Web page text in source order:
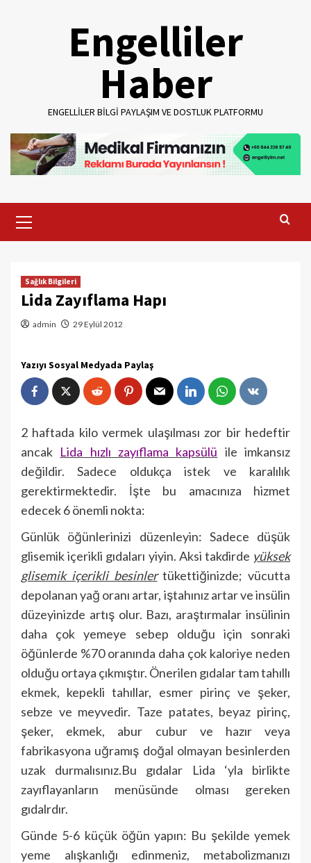
Engelliler
Haber
ENGELLILER BILGI PAYLAŞIM VE DOSTLUK PLATFORMU
Menu
Sağlık Bilgileri
Lida Zayıflama Hapı
admin 29 Eylül 2012
Yazıyı Sosyal Medyada Paylaş
2 haftada kilo vermek ulaşılması zor bir hedeftir
ancak Lida hızlı zayıflama kapsülü ile imkansız
değildir. Sadece oldukça istek ve karalılık
gerektirmektedir. İşte bu amacınıza hizmet
edecek 6 önemli nokta:
Günlük öğünlerinizi düzenleyin: Sadece düşük
glisemik içerikli gıdaları yiyin. Aksi takdirde yüksek
glisemik içerikli besinlertükettiğinizde; vücutta
depolanan yağ oranı artar, iştahınız artar ve insülin
düzeyinizde artış olur. Bazı, araştırmalar insülinin
daha çok yemeye sebep olduğu için sonraki
öğünlerde %70 oranında daha çok kaloriye neden
olduğu ortaya çıkmıştır. Önerilen gıdalar tam tahıllı
ekmek, kepekli tahıllar, esmer pirinç ve şeker,
sebze ve meyvedir. Taze patates, beyaz pirinç,
şeker, ekmek, abur cubur ve hazır veya
fabrikasyona uğramış doğal olmayan besinlerden
uzak durmalısınız.Bu gıdalar Lida ‘yla birlikte
zayıflayanların menüsünde olması gereken
gıdalrdır.
Günde 5-6 küçük öğün yapın: Bu şekilde yemek
yeme alışkanlığı edinmeniz, metabolizmanızı